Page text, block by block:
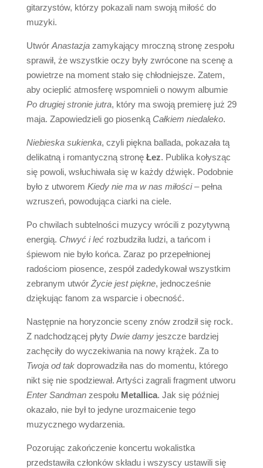
gitarzystów, którzy pokazali nam swoją miłość do
muzyki.
Utwór Anastazjazamykający mroczną stronę zespołu
sprawił, że wszystkie oczy były zwrócone na scenę a
powietrze na moment stało się chłodniejsze. Zatem,
aby ocieplić atmosferę wspomnieli o nowym albumie
Po drugiej stronie jutra, który ma swoją premierę już 29
maja. Zapowiedzieli go piosenkąCałkiem niedaleko.
Niebieska sukienka, czyli piękna ballada, pokazała tą
delikatną i romantyczną stronę Łez. Publika kołysząc
się powoli, wsłuchiwała się w każdy dźwięk. Podobnie
było z utworem Kiedy nie ma w nas miłości – pełna
wzruszeń, powodująca ciarki na ciele.
Po chwilach subtelności muzycy wrócili z pozytywną
energią. Chwyć i lećrozbudziła ludzi, a tańcom i
śpiewom nie było końca. Zaraz po przepełnionej
radościom piosence, zespół zadedykował wszystkim
zebranym utwór Życie jest piękne, jednocześnie
dziękując fanom za wsparcie i obecność.
Następnie na horyzoncie sceny znów zrodził się rock.
Z nadchodzącej płyty Dwie damyjeszcze bardziej
zachęciły do wyczekiwania na nowy krążek. Za to
Twoja od takdoprowadziła nas do momentu, którego
nikt się nie spodziewał. Artyści zagrali fragment utworu
Enter Sandmanzespołu Metallica. Jak się później
okazało, nie był to jedyne urozmaicenie tego
muzycznego wydarzenia.
Pozorując zakończenie koncertu wokalistka
przedstawiła członków składu i wszyscy ustawili się